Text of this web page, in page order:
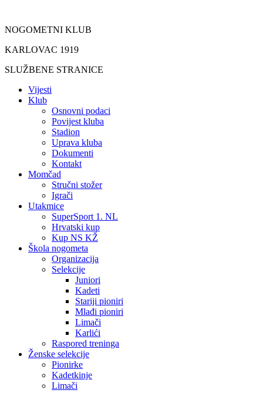
sadržaj
NOGOMETNI KLUB
KARLOVAC 1919
SLUŽBENE STRANICE
Vijesti
Klub
Osnovni podaci
Povijest kluba
Stadion
Uprava kluba
Dokumenti
Kontakt
Momčad
Stručni stožer
Igrači
Utakmice
SuperSport 1. NL
Hrvatski kup
Kup NS KŽ
Škola nogometa
Organizacija
Selekcije
Juniori
Kadeti
Stariji pioniri
Mlađi pioniri
Limači
Karlići
Raspored treninga
Ženske selekcije
Pionirke
Kadetkinje
Limači